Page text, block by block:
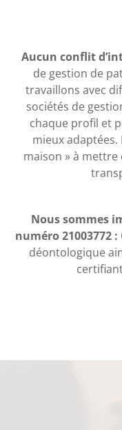
Aucun conflit
de gestion de
travaillons avec
sociétés de
chaque profil et
mieux adaptées.
maison » à
Nous sommes
numéro 21003772 :
déontologique